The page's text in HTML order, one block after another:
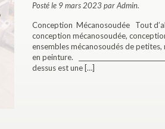
Posté le 9 mars 2023 par Admin.
Conception Mécanosoudée Tout
conception mécanosoudée,
ensembles mécanosoudés de
en peinture.
dessus est une […]